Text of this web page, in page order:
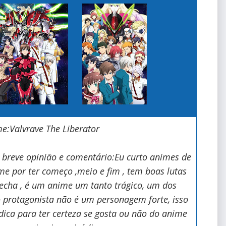
The Liberator
opinião e comentário:Eu curto animes de
por ter começo ,meio e fim , tem boas lutas
, é um anime um tanto trágico, um dos
não é um personagem forte, isso
para ter certeza se gosta ou não do anime